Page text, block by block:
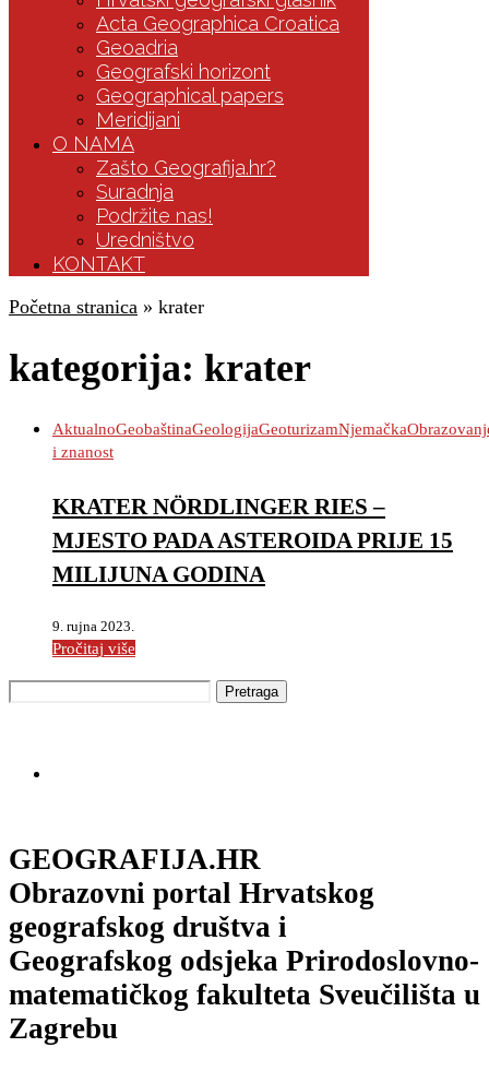
Acta Geographica Croatica
Geoadria
Geografski horizont
Geographical papers
Meridijani
O NAMA
Zašto Geografija.hr?
Suradnja
Podržite nas!
Uredništvo
KONTAKT
Početna stranica » krater
kategorija: krater
AktualnoGeobaštinaGeologijaGeoturizamNjemačka
i znanost
KRATER NÖRDLINGER RIES –
MJESTO PADA ASTEROIDA PRIJE 15
MILIJUNA GODINA
9. rujna 2023.
Pročitaj više
GEOGRAFIJA.HR
Obrazovni portal Hrvatskog
geografskog društva i
Geografskog odsjeka Prirodoslovno-
matematičkog fakulteta Sveučilišta u
Zagrebu